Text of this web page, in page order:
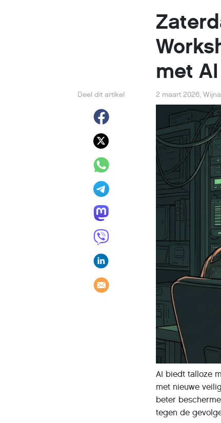
met AI
Deel dit artikel 2 maart 2026,
AI biedt talloze
met nieuwe
beter
tegen de